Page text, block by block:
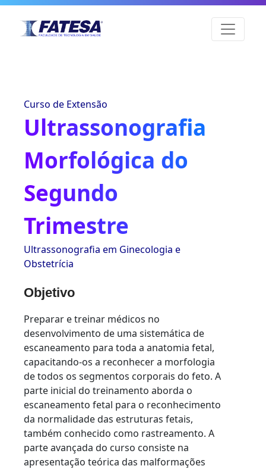
Curso de Extensão
Ultrassonografia
Morfológica do
Segundo
Trimestre
Ultrassonografia em Ginecologia e
Obstetrícia
Objetivo
Preparar e treinar médicos no
desenvolvimento de uma sistemática de
escaneamento para toda a anatomia fetal,
capacitando-os a reconhecer a morfologia
de todos os segmentos corporais do feto. A
parte inicial do treinamento aborda o
escaneamento fetal para o reconhecimento
da normalidade das estruturas fetais,
também conhecido como rastreamento. A
parte avançada do curso consiste na
apresentação teórica das malformações